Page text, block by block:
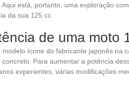
está, portanto, uma exploração
da sua 125 cc.
de uma moto
ícone do fabricante japonês na
concreto. Para aumentar a potência
experientes, várias modificações